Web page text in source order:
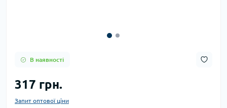
В наявності
317 грн.
Запит оптової ціни